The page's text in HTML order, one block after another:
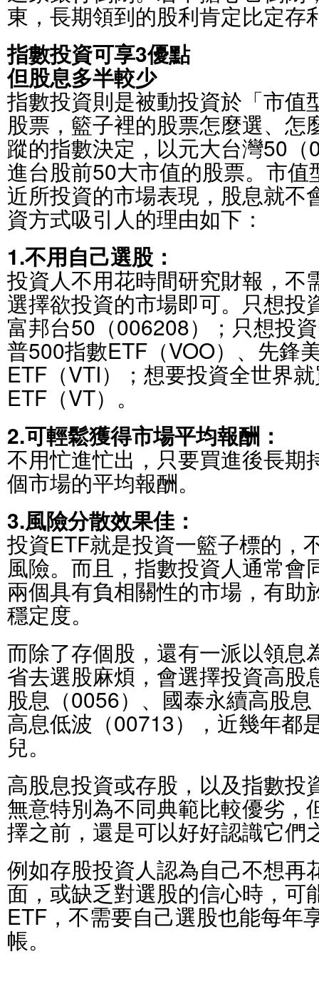
東，長期領到的股利肯定比定存
指數投資可享3優點
但股息多半較少
指數投資則是被動投資於「市值
股票，籃子裡的股票怎麼選、怎
蹤的指數決定，以元大台灣50
進台股前50大市值的股票。市
近所投資的市場表現，股息就不
資方式吸引人的理由如下：
1.不用自己選股：
投資人不用花時間研究財報，不
選擇欲投資的市場即可。只想投
富邦台50（006208）；只想投
普500指數ETF（VOO）、先鋒
ETF（VTI）；想要投資全世界
ETF（VT）。
2.可輕鬆獲得市場平均報酬：
不用忙進忙出，只要買進後長期
個市場的平均報酬。
3.風險分散效果佳：
投資ETF就是投資一籃子標的，
風險。而且，指數投資人通常會
兩個具有負相關性的市場，有助
穩定度。
而除了存個股，還有一派以領息
省去選股麻煩，會選擇投資高股
股息（0056）、國泰永續高股
高息低波（00713），近幾年都
兒。
高股息投資或存股，以及指數投
無意特別為不同典範比較優劣，
擇之前，還是可以好好認識它們
例如存股投資人認為自己不想再
面，或缺乏對選股的信心時，可
ETF，不需要自己選股也能每年
帳。